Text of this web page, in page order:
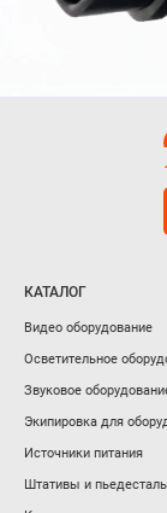
КАТАЛОГ
Видео оборудование
Осветительное
Звуковое
Экипировка для
Источники питания
Штативы и